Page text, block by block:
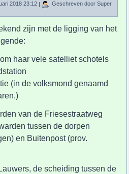
2018 23:12 |
Geschreven door Super
zijn met de ligging van het
haar vele satelliet schotels
(in de volksmond genaamd
van de Friesestraatweg
tussen de dorpen
en Buitenpost (prov.
de scheiding tussen de